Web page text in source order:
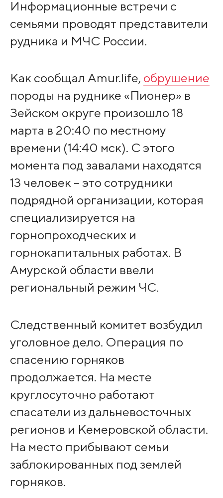
Информационные встречи с
семьями проводят представители
рудника и МЧС России.
Как сообщал Amur.life, обрушение
породы на руднике «Пионер» в
Зейском округе произошло 18
марта в 20:40 по местному
времени (14:40 мск). С этого
момента под завалами находятся
13 человек – это сотрудники
подрядной организации, которая
специализируется на
горнопроходческих и
горнокапитальных работах. В
Амурской области ввели
региональный режим ЧС.
Следственный комитет возбудил
уголовное дело. Операция по
спасению горняков
продолжается. На месте
круглосуточно работают
спасатели из дальневосточных
регионов и Кемеровской области.
На место прибывают семьи
заблокированных под землей
горняков.